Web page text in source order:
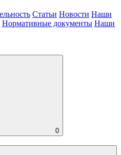
Статьи Новости Наши
Нормативные документы Наши
0